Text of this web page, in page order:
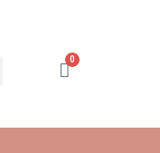
0